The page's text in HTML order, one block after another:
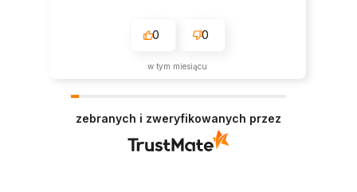
0 0
w tym miesiącu
zebranych i zweryfikowanych przez